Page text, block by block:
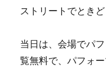
ストリートでとき
当日は、会場でパ
覧無料で、パフォ